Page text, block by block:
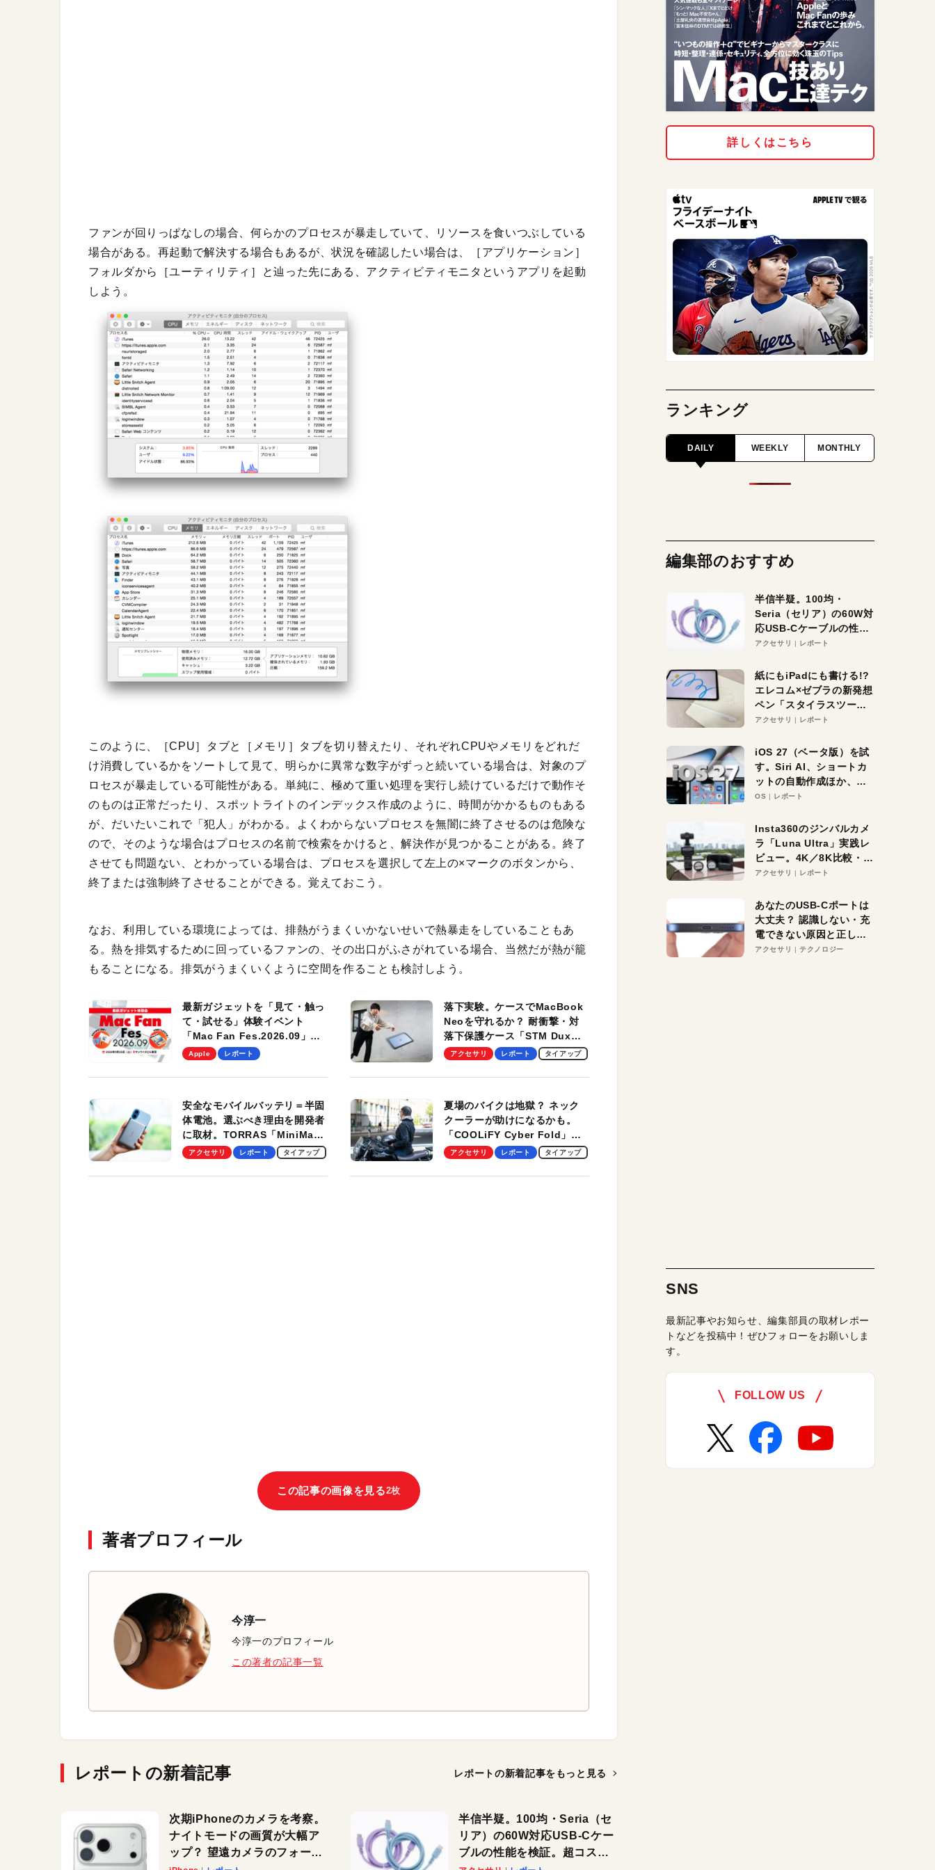
ファンが回りっぱなしの場合、何らかのプロセスが暴走していて、リソースを食いつぶしている
場合がある。再起動で解決する場合もあるが、状況を確認したい場合は、［アプリケーション］
フォルダから［ユーティリティ］と辿った先にある、アクティビティモニタというアプリを起動
しよう。
このように、［CPU］タブと［メモリ］タブを切り替えたり、それぞれCPUやメモリをどれだ
け消費しているかをソートして見て、明らかに異常な数字がずっと続いている場合は、対象のプ
ロセスが暴走している可能性がある。単純に、極めて重い処理を実行し続けているだけで動作そ
のものは正常だったり、スポットライトのインデックス作成のように、時間がかかるものもある
が、だいたいこれで「犯人」がわかる。よくわからないプロセスを無闇に終了させるのは危険な
ので、そのような場合はプロセスの名前で検索をかけると、解決作が見つかることがある。終了
させても問題ない、とわかっている場合は、プロセスを選択して左上の×マークのボタンから、
終了または強制終了させることができる。覚えておこう。
なお、利用している環境によっては、排熱がうまくいかないせいで熱暴走をしていることもあ
る。熱を排気するために回っているファンの、その出口がふさがれている場合、当然だが熱が籠
もることになる。排気がうまくいくように空間を作ることも検討しよう。
最新ガジェットを「見て・触っ
て・試せる」体験イベント
「Mac Fan Fes.2026.09」
を、9月26日（土）に開催しま
Apple レポート
落下実験。ケースでMacBook
Neoを守れるか？ 耐衝撃・対
落下保護ケース「STM Dux
Ultra」を検証。学生、ビジネ
適！
アクセサリ レポート タイアップ
安全なモバイルバッテリ＝半固
体電池。選ぶべき理由を開発者
に取材。TORRAS「MiniMag
Pro」の実機レビューも
アクセサリ レポート タイアップ
夏場のバイクは地獄？ ネック
クーラーが助けになるかも。
「COOLiFY Cyber Fold」レ
ビュー。冷却の速さ、密着する
性がグッド！
アクセサリ レポート タイアップ
この記事の画像を見る2枚
著者プロフィール
今淳一
今淳一のプロフィール
この著者の記事一覧
レポートの新着記事 レポートの新着記事をもっと見る
次期iPhoneのカメラを考察。
ナイトモードの画質が大幅ア
ップ？ 望遠カメラのフォーカ
半信半疑。100均・Seria（セ
リア）の60W対応USB-Cケー
ブルの性能を検証。超コスパ
詳しくはこちら
ランキング
DAILY WEEKLY MONTHLY
編集部のおすすめ
半信半疑。100均・
Seria（セリア）の60W対
応USB-Cケーブルの性能
を検証。超コスパの1本を
アクセサリ レポート
紙にもiPadにも書ける!?
エレコム×ゼブラの新発想
ペン「スタイラスツーウ
ェイ」レビュー。持ち替
アクセサリ レポート
iOS 27（ベータ版）を試
す。Siri AI、ショートカ
ットの自動作成ほか、期
待大の便利機能5選。
る未来はすぐそこ！
OS レポート
Insta360のジンバルカメ
ラ「Luna Ultra」実践レ
ビュー。4K／8K比較・ズ
ーム・夜間撮影をチェッ
アクセサリ レポート
あなたのUSB-Cポートは
大丈夫？ 認識しない・充
電できない原因と正しい
対策
アクセサリ テクノロジー
SNS
最新記事やお知らせ、編集部員の取材レポー
トなどを投稿中！ぜひフォローをお願いしま
す。
FOLLOW US